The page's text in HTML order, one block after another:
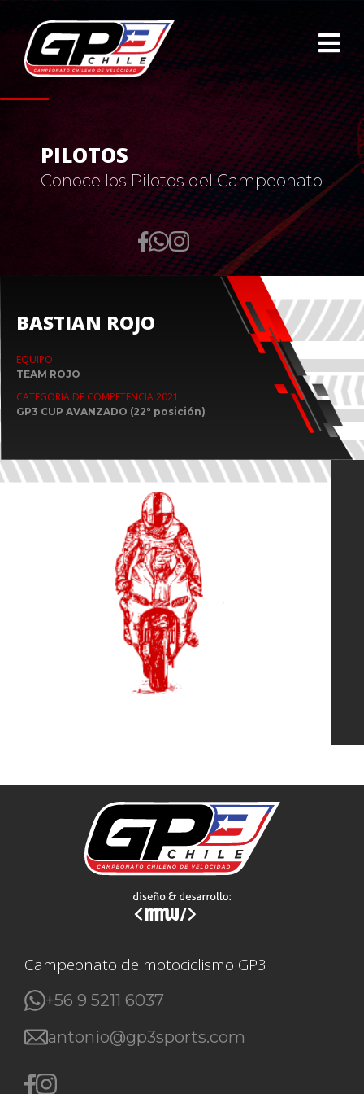
PILOTOS
Conoce los Pilotos del Campeonato
BASTIAN ROJO
EQUIPO
TEAM ROJO
CATEGORÍA DE COMPETENCIA 2021
GP3 CUP AVANZADO (22ª posición)
Campeonato de motociclismo GP3
+56 9 5211 6037
antonio@gp3sports.com